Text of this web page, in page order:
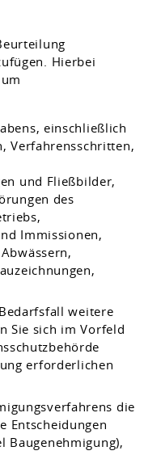
Hierbei
einschließlich
Verfahrensschritten,
und Fließbilder,
des
Immissionen,
weitere
Sie sich im Vorfeld
erforderlichen
die
Entscheidungen
Baugenehmigung),